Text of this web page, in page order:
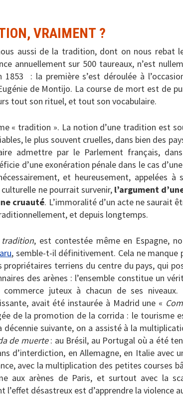
VRAIMENT ?
aussi de la tradition, dont on nous rebat
annuellement sur 500 taureaux, n’est
: la première s’est déroulée à
de Montijo. La course de mort est de
tout son rituel, et tout son vocabulaire.
« tradition ». La notion d’une tradition est
le plus souvent cruelles, dans bien des
admettre par le Parlement français,
d’une exonération pénale dans le cas
et heureusement, appelées à
ne pourrait survenir,l’argument
cruauté. L’immoralité d’un acte ne saurait
et depuis longtemps.
tradition, est contestée même en Espagne,
, semble-t-il définitivement. Cela ne manque
propriétaires terriens du centre du pays, qui
des arènes : l’ensemble constitue un
commerce juteux à chacun de ses
avait été instaurée à Madrid une «
de la promotion de la corrida : le tourisme
décennie suivante, on a assisté à la
de muerte: au Brésil, au Portugal où a été
d’interdiction, en Allemagne, en Italie avec
avec la multiplication des petites courses
aux arènes de Paris, et surtout avec la
l’effet désastreux est d’apprendre la violence